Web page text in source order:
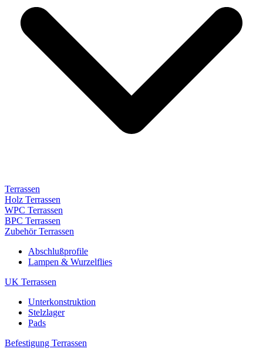
Terrassen
Holz Terrassen
WPC Terrassen
BPC Terrassen
Zubehör Terrassen
Abschlußprofile
Lampen & Wurzelflies
UK Terrassen
Unterkonstruktion
Stelzlager
Pads
Befestigung Terrassen